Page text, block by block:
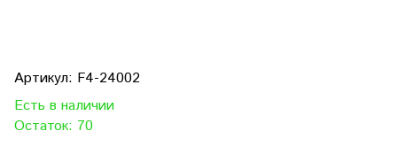
Артикул: F4-24002
Есть в наличии
Остаток: 70